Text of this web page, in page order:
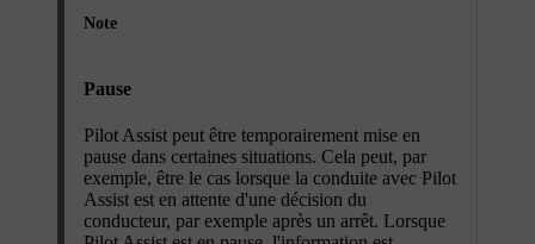
Note
Pause
Pilot Assist peut être temporairement mise en
pause dans certaines situations. Cela peut, par
exemple, être le cas lorsque la conduite avec Pilot
Assist est en attente d'une décision du
conducteur, par exemple après un arrêt. Lorsque